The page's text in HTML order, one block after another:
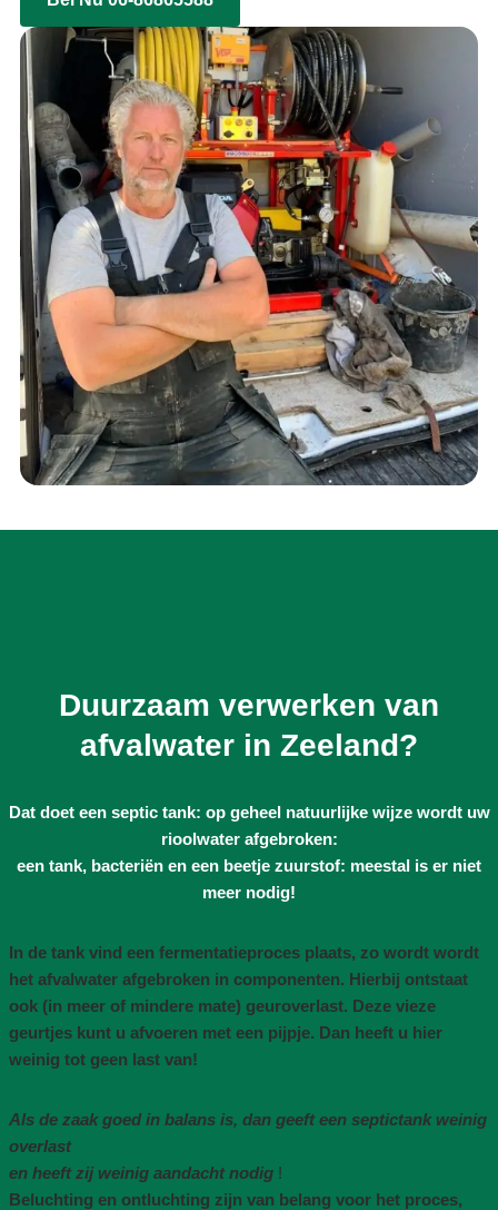
Duurzaam verwerken van
afvalwater in Zeeland?
Dat doet een septic tank: op geheel natuurlijke wijze wordt uw
rioolwater afgebroken:
een tank, bacteriën en een beetje zuurstof: meestal is er niet
meer nodig!
In de tank vind een fermentatieproces plaats, zo wordt wordt
het afvalwater afgebroken in componenten. Hierbij ontstaat
ook (in meer of mindere mate) geuroverlast. Deze vieze
geurtjes kunt u afvoeren met een pijpje. Dan heeft u hier
weinig tot geen last van!
Als de zaak goed in balans is, dan geeft een septictank weinig
overlast
en heeft zij weinig aandacht nodig !
Beluchting en ontluchting zijn van belang voor het proces,